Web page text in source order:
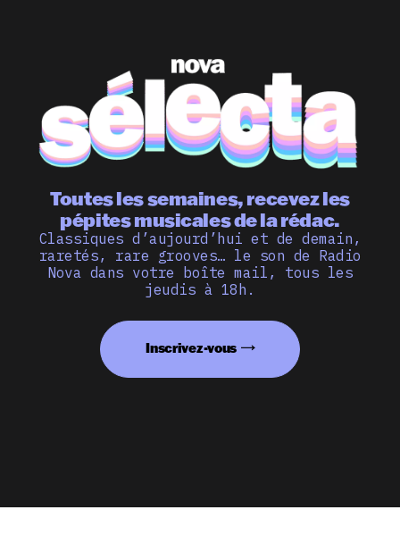
Toutes les semaines, recevez les
pépites musicales de la rédac.
Classiques d’aujourd’hui et de demain,
raretés, rare grooves… le son de Radio
Nova dans votre boîte mail, tous les
jeudis à 18h.
Inscrivez-vous